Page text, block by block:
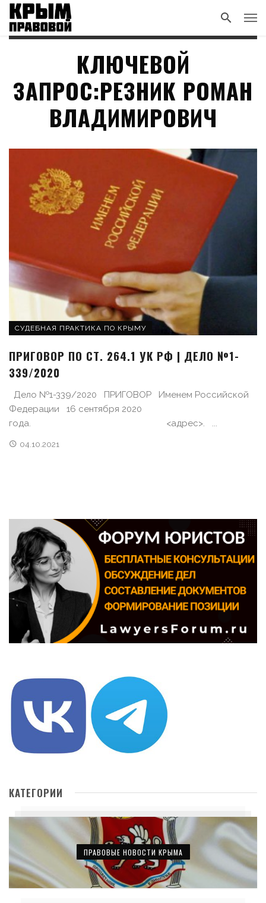
КЛЮЧЕВОЙ
ЗАПРОС:РЕЗНИК РОМАН
ВЛАДИМИРОВИЧ
СУДЕБНАЯ ПРАКТИКА ПО КРЫМУ
ПРИГОВОР ПО СТ. 264.1 УК РФ | ДЕЛО №1-
339/2020
Дело №1-339/2020 ПРИГОВОР Именем Российской
Федерации 16 сентября 2020
года. <адрес>. ...
04.10.2021
КАТЕГОРИИ
ПРАВОВЫЕ НОВОСТИ КРЫМА